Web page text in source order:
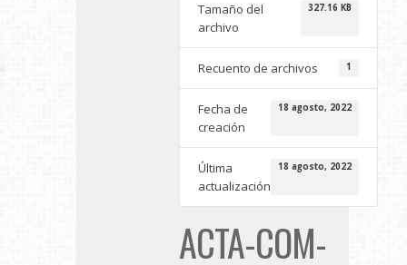
Tamaño del
archivo
327.16 KB
Recuento de archivos 1
Fecha de
creación
18 agosto, 2022
Última
actualización
18 agosto, 2022
ACTA-COM-